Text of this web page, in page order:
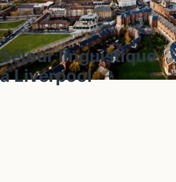
Séjour linguistique
à Liverpool